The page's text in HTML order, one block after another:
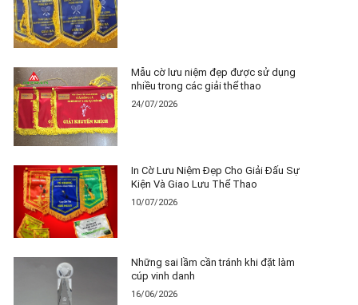
Mẫu cờ lưu niệm đẹp được sử dụng
nhiều trong các giải thể thao
24/07/2026
In Cờ Lưu Niệm Đẹp Cho Giải Đấu Sự
Kiện Và Giao Lưu Thể Thao
10/07/2026
Những sai lầm cần tránh khi đặt làm
cúp vinh danh
16/06/2026